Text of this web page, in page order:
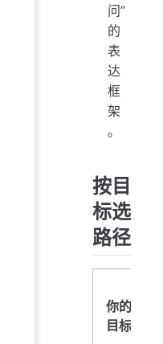
问”
的
表
达
框
架
。
按目
标选
路径
你的
目标